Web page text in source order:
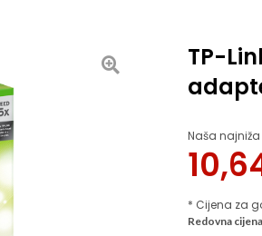
TP-
Naša
* Cijena za
Redovna